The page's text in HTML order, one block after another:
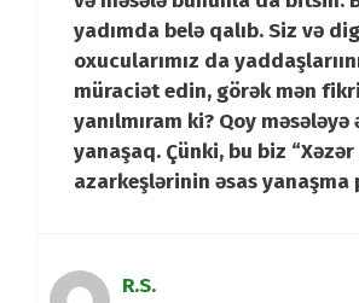
yadımda belə qalıb. Siz və
oxucularımız da
müraciət edin, görək mən
yanılmıram ki? Qoy
yanaşaq. Çünki, bu biz “Xəzər
azarkeşlərinin əsas
R.S.